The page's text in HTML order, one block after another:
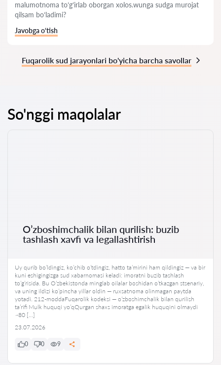
malumotnoma toʻgʻirlab oborgan xolos.wunga sudga murojat
qilsam boʻladimi?
Javobga o‘tish
Fuqarolik sud jarayonlari bo'yicha barcha savollar
So'nggi maqolalar
O’zboshimchalik bilan qurilish: buzib
tashlash xavfi va legallashtirish
Uy qurib bo’ldingiz, ko’chib o’tdingiz, hatto ta’mirini ham qildingiz — va bir
kuni eshigingizga sud xabarnomasi keladi: imoratni buzib tashlash
to’g’risida. Bu O’zbekistonda minglab oilalar boshidan o’tkazgan stsenariy,
va uning ildizi ko’pincha yillar oldin — ruxsatnoma olinmagan paytda
yotadi. 212-moddaFuqarolik kodeksi — o’zboshimchalik bilan qurilish
ta’rifi Mulk huquqi yo’qQurgan shaxs imoratga egalik huquqini olmaydi
~80 […]
23.07.2026
0 0 9